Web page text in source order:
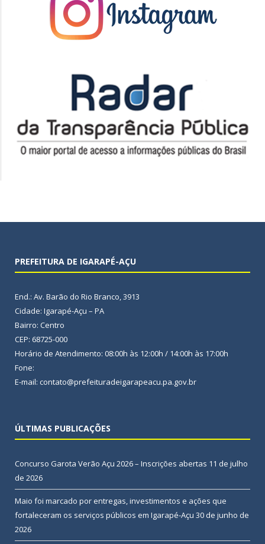
PREFEITURA DE IGARAPÉ-AÇU
End.: Av. Barão do Rio Branco, 3913
Cidade: Igarapé-Açu – PA
Bairro: Centro
CEP: 68725-000
Horário de Atendimento: 08:00h às 12:00h / 14:00h às 17:00h
Fone:
E-mail: contato@prefeituradeigarapeacu.pa.gov.br
ÚLTIMAS PUBLICAÇÕES
Concurso Garota Verão Açu 2026 – Inscrições abertas 11 de julho
de 2026
Maio foi marcado por entregas, investimentos e ações que
fortaleceram os serviços públicos em Igarapé-Açu 30 de junho de
2026